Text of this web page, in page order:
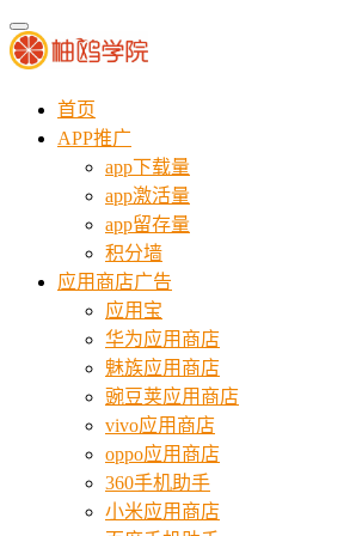
首页
APP推广
app下载量
app激活量
app留存量
积分墙
应用商店广告
应用宝
华为应用商店
魅族应用商店
豌豆荚应用商店
vivo应用商店
oppo应用商店
360手机助手
小米应用商店